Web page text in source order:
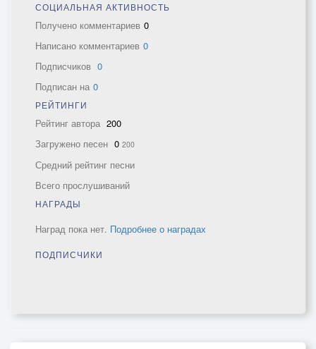
СОЦИАЛЬНАЯ АКТИВНОСТЬ
Получено комментариев 0
Написано комментариев 0
Подписчиков 0
Подписан на 0
РЕЙТИНГИ
Рейтинг автора 200
Загружено песен 0 200
Средний рейтинг песни
Всего прослушиваний
НАГРАДЫ
Наград пока нет. Подробнее о наградах
ПОДПИСЧИКИ